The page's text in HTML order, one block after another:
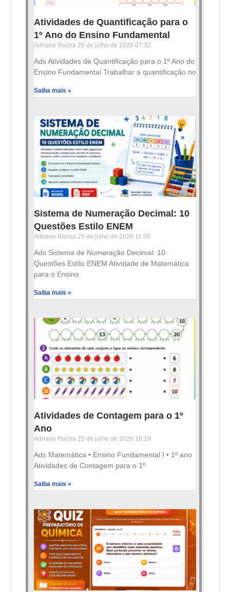
Atividades de Quantificação para o
1º Ano do Ensino Fundamental
Adriano Rocha 26 de julho de 2026 07:32
Ads Atividades de Quantificação para o 1º Ano do
Ensino Fundamental Trabalhar a quantificação no
Saiba mais »
Sistema de Numeração Decimal: 10
Questões Estilo ENEM
Adriano Rocha 25 de julho de 2026 11:09
Ads Sistema de Numeração Decimal: 10
Questões Estilo ENEM Atividade de Matemática
para o Ensino
Saiba mais »
Atividades de Contagem para o 1º
Ano
Adriano Rocha 25 de julho de 2026 10:19
Ads Matemática • Ensino Fundamental I • 1º ano
Atividades de Contagem para o 1º
Saiba mais »